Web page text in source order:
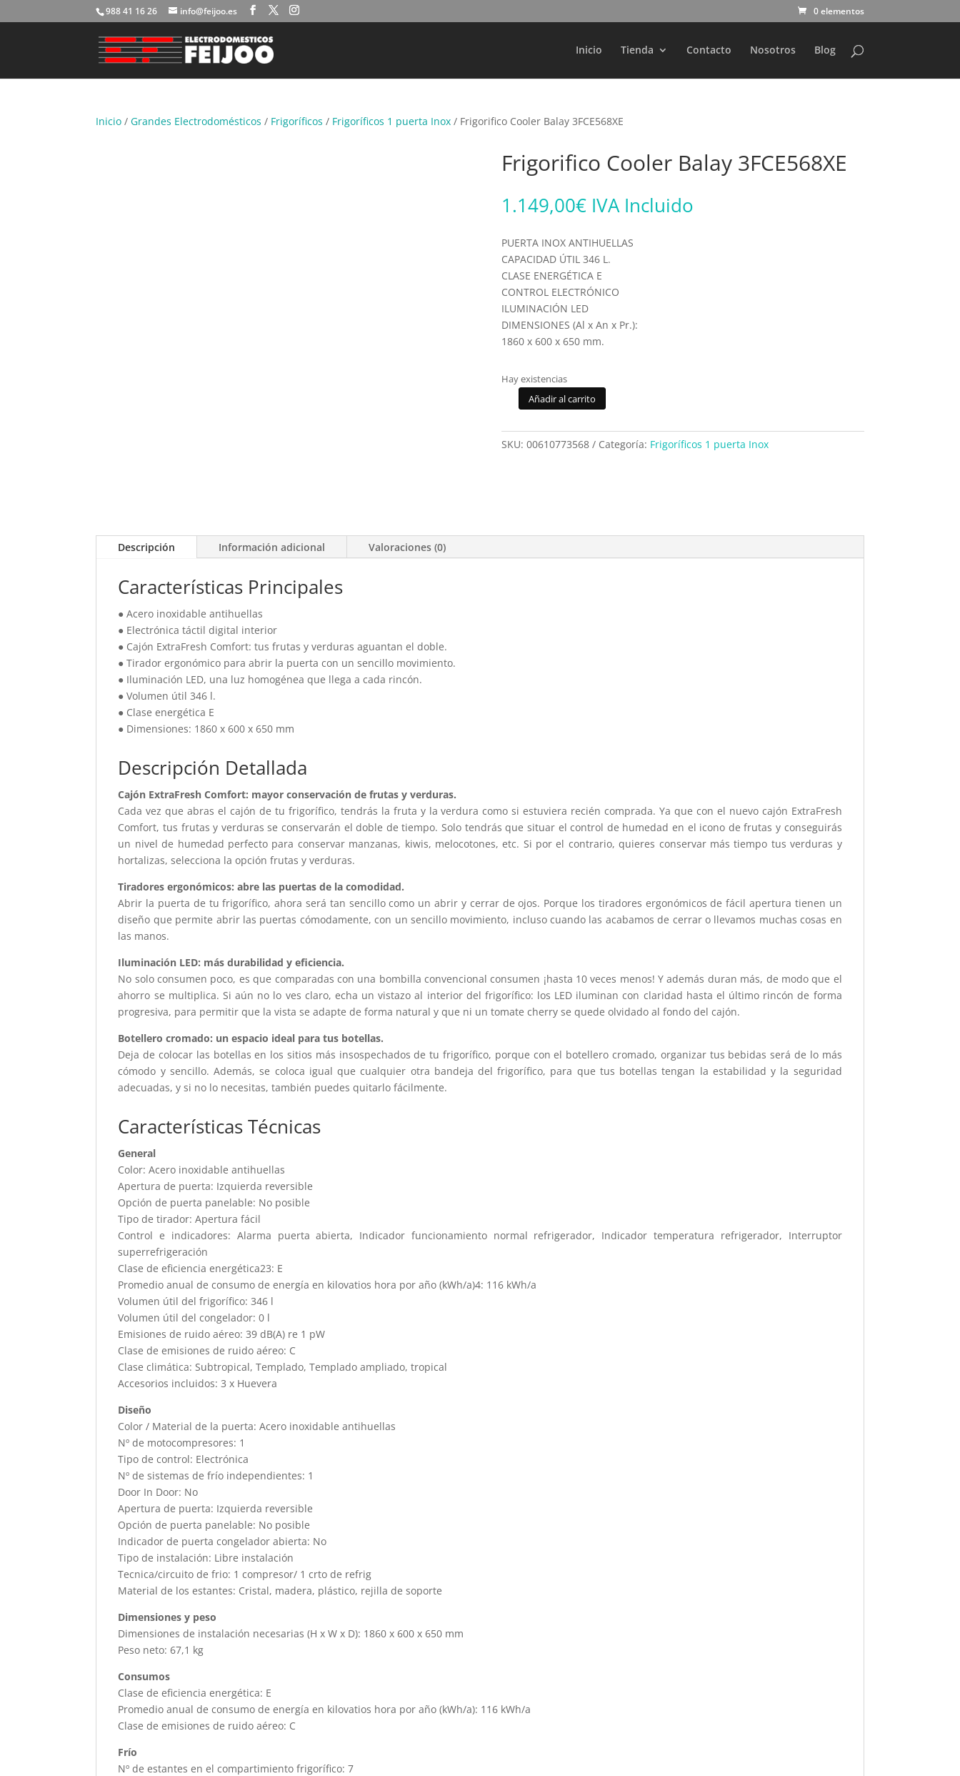
988 41 16 26 info@feijoo.es 0 elementos
Inicio Tienda Contacto Nosotros Blog
Búsqueda
productos
Inicio /Grandes Electrodomésticos / Frigoríficos / Frigoríficos 1 puerta Inox / Frigorifico Cooler Balay 3FCE568XE
Frigorifico Cooler Balay 3FCE568XE
1.149,00€ IVA Incluido
PUERTA INOX ANTIHUELLAS
CAPACIDAD ÚTIL 346 L.
CLASE ENERGÉTICA E
CONTROL ELECTRÓNICO
ILUMINACIÓN LED
DIMENSIONES (Al x An x Pr.):
1860 x 600 x 650 mm.
Hay existencias
Frigorifico
Balay
Añadir al carrito
SKU: 00610773568 Categoría: Frigoríficos 1 puerta Inox
Descripción Información adicional Valoraciones (0)
Características Principales
● Acero inoxidable antihuellas
● Electrónica táctil digital interior
● Cajón ExtraFresh Comfort: tus frutas y verduras aguantan el doble.
● Tirador ergonómico para abrir la puerta con un sencillo movimiento.
● Iluminación LED, una luz homogénea que llega a cada rincón.
● Volumen útil 346 l.
● Clase energética E
● Dimensiones: 1860 x 600 x 650 mm
Descripción Detallada
Cajón ExtraFresh Comfort: mayor conservación de frutas y verduras.
Cada vez que abras el cajón de tu frigorífico, tendrás la fruta y la verdura como si estuviera recién comprada. Ya que con el nuevo cajón ExtraFresh
Comfort, tus frutas y verduras se conservarán el doble de tiempo. Solo tendrás que situar el control de humedad en el icono de frutas y conseguirás
un nivel de humedad perfecto para conservar manzanas, kiwis, melocotones, etc. Si por el contrario, quieres conservar más tiempo tus verduras y
hortalizas, selecciona la opción frutas y verduras.
Tiradores ergonómicos: abre las puertas de la comodidad.
Abrir la puerta de tu frigorífico, ahora será tan sencillo como un abrir y cerrar de ojos. Porque los tiradores ergonómicos de fácil apertura tienen un
diseño que permite abrir las puertas cómodamente, con un sencillo movimiento, incluso cuando las acabamos de cerrar o llevamos muchas cosas en
las manos.
Iluminación LED: más durabilidad y eficiencia.
No solo consumen poco, es que comparadas con una bombilla convencional consumen ¡hasta 10 veces menos! Y además duran más, de modo que el
ahorro se multiplica. Si aún no lo ves claro, echa un vistazo al interior del frigorífico: los LED iluminan con claridad hasta el último rincón de forma
progresiva, para permitir que la vista se adapte de forma natural y que ni un tomate cherry se quede olvidado al fondo del cajón.
Botellero cromado: un espacio ideal para tus botellas.
Deja de colocar las botellas en los sitios más insospechados de tu frigorífico, porque con el botellero cromado, organizar tus bebidas será de lo más
cómodo y sencillo. Además, se coloca igual que cualquier otra bandeja del frigorífico, para que tus botellas tengan la estabilidad y la seguridad
adecuadas, y si no lo necesitas, también puedes quitarlo fácilmente.
Características Técnicas
General
Color: Acero inoxidable antihuellas
Apertura de puerta: Izquierda reversible
Opción de puerta panelable: No posible
Tipo de tirador: Apertura fácil
Control e indicadores: Alarma puerta abierta, Indicador funcionamiento normal refrigerador, Indicador temperatura refrigerador, Interruptor
superrefrigeración
Clase de eficiencia energética23: E
Promedio anual de consumo de energía en kilovatios hora por año (kWh/a)4: 116 kWh/a
Volumen útil del frigorífico: 346 l
Volumen útil del congelador: 0 l
Emisiones de ruido aéreo: 39 dB(A) re 1 pW
Clase de emisiones de ruido aéreo: C
Clase climática: Subtropical, Templado, Templado ampliado, tropical
Accesorios incluidos: 3 x Huevera
Diseño
Color / Material de la puerta: Acero inoxidable antihuellas
Nº de motocompresores: 1
Tipo de control: Electrónica
Nº de sistemas de frío independientes: 1
Door In Door: No
Apertura de puerta: Izquierda reversible
Opción de puerta panelable: No posible
Indicador de puerta congelador abierta: No
Tipo de instalación: Libre instalación
Tecnica/circuito de frio: 1 compresor/ 1 crto de refrig
Material de los estantes: Cristal, madera, plástico, rejilla de soporte
Dimensiones y peso
Dimensiones de instalación necesarias (H x W x D): 1860 x 600 x 650 mm
Peso neto: 67,1 kg
Consumos
Clase de eficiencia energética: E
Promedio anual de consumo de energía en kilovatios hora por año (kWh/a): 116 kWh/a
Clase de emisiones de ruido aéreo: C
Frío
Nº de estantes en el compartimiento frigorífico: 7